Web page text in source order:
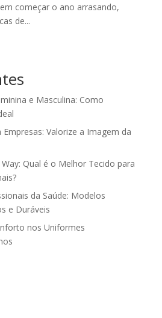
começar o ano arrasando,
de...
e Masculina: Como
Valorize a Imagem da
Qual é o Melhor Tecido para
da Saúde: Modelos
e Duráveis
nos Uniformes